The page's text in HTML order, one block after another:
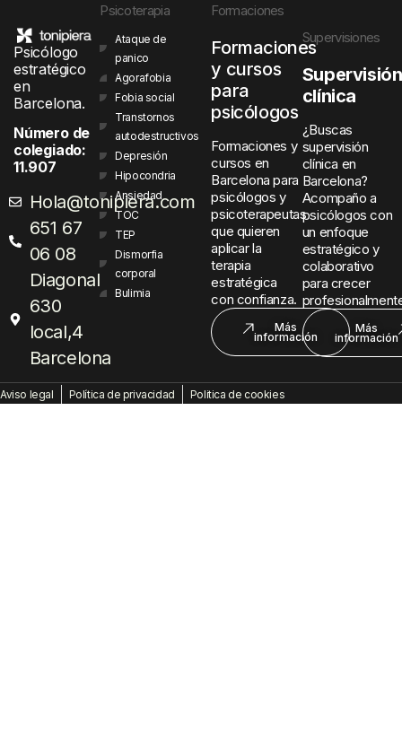
Psicólogo
estratégico
en
Barcelona.
Número de
colegiado:
11.907
Hola@tonipiera.com
651 67
06 08
Diagonal
630
local,4
Barcelona
Psicoterapia
Ataque de
panico
Agorafobia
Fobia social
Transtornos
autodestructivos
Depresión
Hipocondria
Ansiedad
TOC
TEP
Dismorfia
corporal
Bulimia
Formaciones
Formaciones
y cursos
para
psicólogos
Formaciones y
cursos en
Barcelona para
psicólogos y
psicoterapeutas
que quieren
aplicar la
terapia
estratégica
con confianza.
Más
información
Supervisiones
Supervisión
clínica
¿Buscas
supervisión
clínica en
Barcelona?
Acompaño a
psicólogos con
un enfoque
estratégico y
colaborativo
para crecer
Más
información
Aviso legal Política de privacidad Politica de cookies